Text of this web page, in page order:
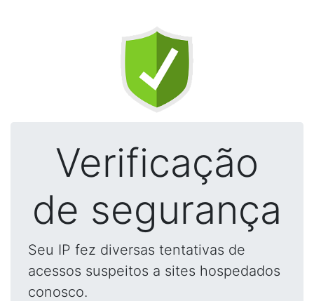
Verificação
de segurança
Seu IP fez diversas tentativas de
acessos suspeitos a sites hospedados
conosco.